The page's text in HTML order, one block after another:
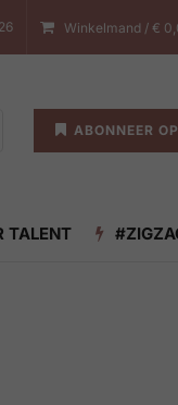
Winkelmand / €
ABONNEER
TALENT